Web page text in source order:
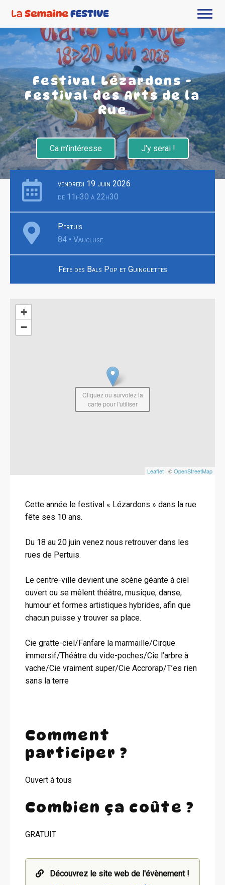
Festival Lézardons -
Festival des Arts de la
Rue
Ca m'intéresse J'y serai !
vendredi 19 juin 2026
de 11h30 à 22h30
Pertuis
84 • Vaucluse
Fête des Bals Pop et Guinguettes
+
−
Leaflet | ©OpenStreetMap
Cliquez ou survolez la
carte pour l'utiliser
Cette année le festival « Lézardons » dans la rue
fête ses 10 ans.
Du 18 au 20 juin venez nous retrouver dans les
rues de Pertuis.
Le centre-ville devient une scène géante à ciel
ouvert ou se mêlent théâtre, musique, danse,
humour et formes artistiques hybrides, afin que
chacun puisse y trouver sa place.
Cie gratte-ciel/Fanfare la marmaille/Cirque
immersif/Théâtre du vide-poches/Cie l’arbre à
vache/Cie vraiment super/Cie Accrorap/T’es rien
sans la terre
Comment
participer ?
Ouvert à tous
Combien ça coûte ?
GRATUIT
Découvrez le site web de l'évènement !